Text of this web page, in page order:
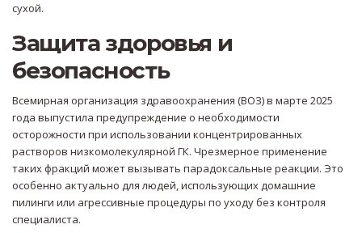
сухой.
Защита здоровья и
безопасность
Всемирная организация здравоохранения (ВОЗ) в марте 2025
года выпустила предупреждение о необходимости
осторожности при использовании концентрированных
растворов низкомолекулярной ГК. Чрезмерное применение
таких фракций может вызывать парадоксальные реакции. Это
особенно актуально для людей, использующих домашние
пилинги или агрессивные процедуры по уходу без контроля
специалиста.